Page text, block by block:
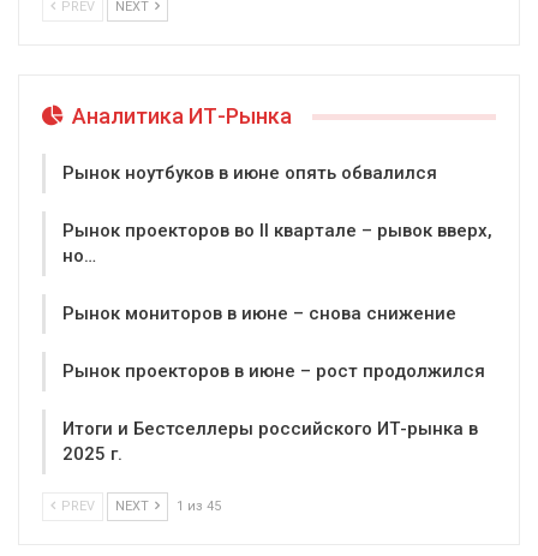
PREV NEXT
Аналитика ИТ-Рынка
Рынок ноутбуков в июне опять обвалился
Рынок проекторов во II квартале – рывок вверх,
но…
Рынок мониторов в июне – снова снижение
Рынок проекторов в июне – рост продолжился
Итоги и Бестселлеры российского ИТ-рынка в
2025 г.
PREV NEXT 1 из 45